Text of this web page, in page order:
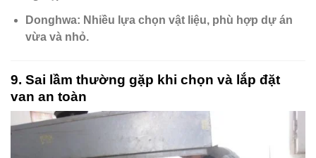
Donghwa: Nhiều lựa chọn vật liệu, phù hợp dự án
vừa và nhỏ.
9. Sai lầm thường gặp khi chọn và lắp đặt
van an toàn